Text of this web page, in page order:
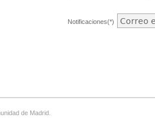
Notificaciones(*)
de Madrid.